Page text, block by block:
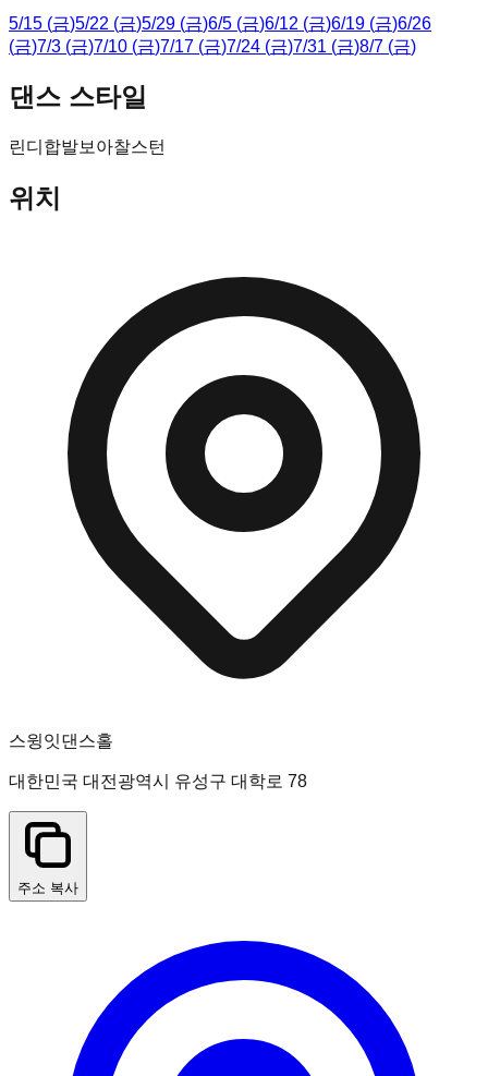
5/15 (금)5/22 (금)5/29 (금)6/5 (금)6/12 (금)6/19 (금)6/26
(금)7/3 (금)7/10 (금)7/17 (금)7/24 (금)7/31 (금)8/7 (금)
댄스 스타일
린디합발보아찰스턴
위치
스윙잇댄스홀
대한민국 대전광역시 유성구 대학로 78
주소 복사